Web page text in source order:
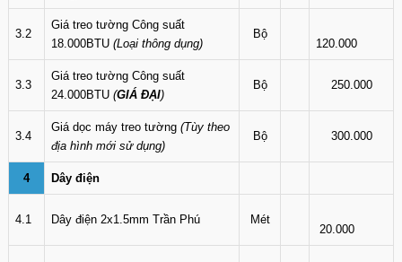
3.2
Giá treo tường Công suất
18.000BTU (Loại thông dụng)
Bộ
120.000
3.3
Giá treo tường Công suất
24.000BTU (GIÁ ĐẠI)
Bộ 250.000
3.4
Giá dọc máy treo tường (Tùy theo
địa hình mới sử dụng)
Bộ 300.000
4 Dây điện
4.1 Dây điện 2x1.5mm Trần Phú Mét
20.000